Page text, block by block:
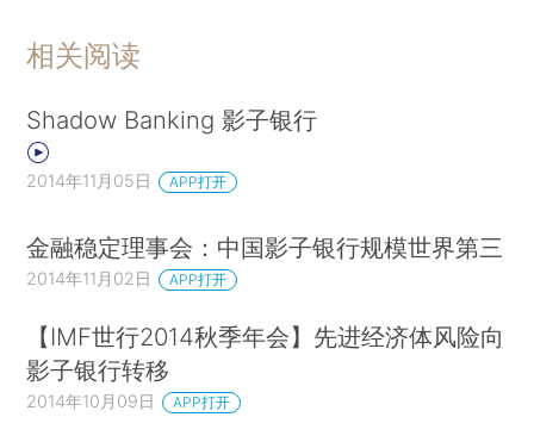
相关阅读
Shadow Banking 影子银行
2014年11月05日 APP打开
金融稳定理事会：中国影子银行规模世界第三
2014年11月02日 APP打开
【IMF世行2014秋季年会】先进经济体风险向
影子银行转移
2014年10月09日 APP打开